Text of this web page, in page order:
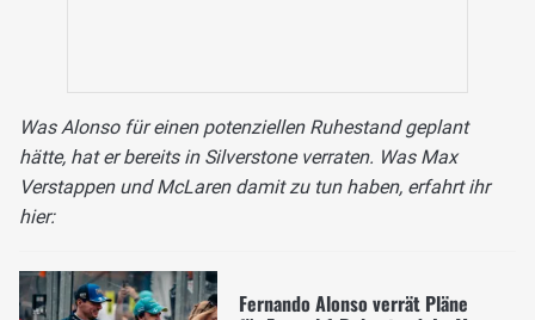
Was Alonso für einen potenziellen Ruhestand geplant
hätte, hat er bereits in Silverstone verraten. Was Max
Verstappen und McLaren damit zu tun haben, erfahrt ihr
hier:
Fernando Alonso verrät Pläne